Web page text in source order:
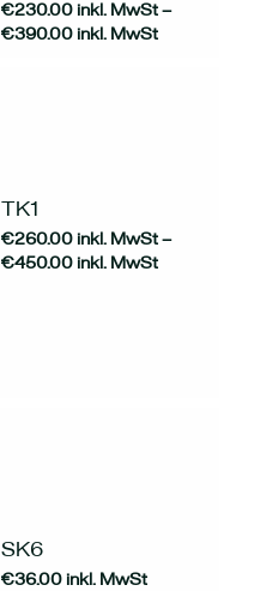
auf.
Die
€230.00 inkl. MwSt –
€390.00 inkl. MwSt
mehrere
auf.
Die
TK1
€260.00 inkl. MwSt –
€450.00 inkl. MwSt
SK6
€36.00 inkl. MwSt